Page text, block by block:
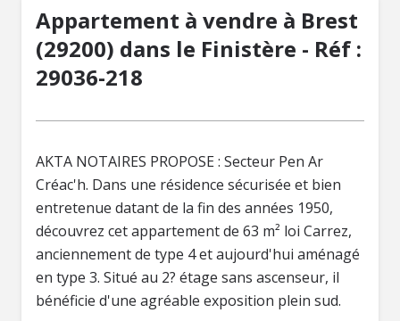
Appartement à vendre à Brest
(29200) dans le Finistère - Réf :
29036-218
AKTA NOTAIRES PROPOSE : Secteur Pen Ar
Créac'h. Dans une résidence sécurisée et bien
entretenue datant de la fin des années 1950,
découvrez cet appartement de 63 m² loi Carrez,
anciennement de type 4 et aujourd'hui aménagé
en type 3. Situé au 2? étage sans ascenseur, il
bénéficie d'une agréable exposition plein sud.